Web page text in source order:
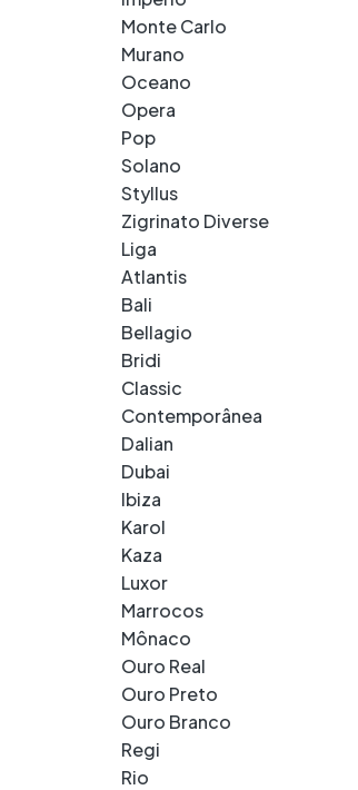
Monte Carlo
Murano
Oceano
Opera
Pop
Solano
Styllus
Zigrinato Diverse
Liga
Atlantis
Bali
Bellagio
Bridi
Classic
Contemporânea
Dalian
Dubai
Ibiza
Karol
Kaza
Luxor
Marrocos
Mônaco
Ouro Real
Ouro Preto
Ouro Branco
Regi
Rio